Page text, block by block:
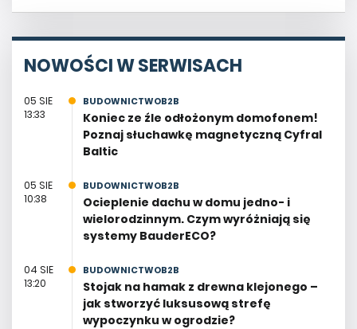
NOWOŚCI W SERWISACH
05 SIE
13:33
BUDOWNICTWOB2B
Koniec ze źle odłożonym domofonem!
Poznaj słuchawkę magnetyczną Cyfral
Baltic
05 SIE
10:38
BUDOWNICTWOB2B
Ocieplenie dachu w domu jedno- i
wielorodzinnym. Czym wyróżniają się
systemy BauderECO?
04 SIE
13:20
BUDOWNICTWOB2B
Stojak na hamak z drewna klejonego –
jak stworzyć luksusową strefę
wypoczynku w ogrodzie?